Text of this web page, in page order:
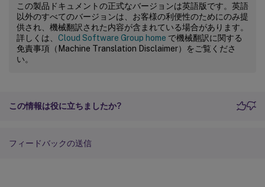
この製品ドキュメントの正式なバージョンは英語版です。英語
以外のすべてのバージョンは、お客様の利便性のためにのみ提
供され、機械翻訳された内容が含まれている場合があります。
詳しくは、 Cloud Software Group home で機械翻訳に関する
免責事項（Machine Translation Disclaimer）をご覧くださ
い。
この情報は役に立ちましたか?
フィードバックの送信